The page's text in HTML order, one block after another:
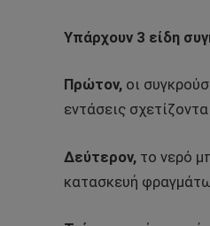
Υπάρχουν 3 είδη
Πρώτον, οι
εντάσεις
Δεύτερον, το νερό
κατασκευή